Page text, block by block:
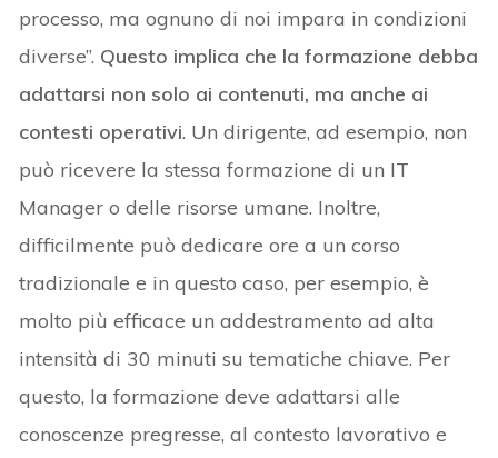
processo, ma ognuno di noi impara in condizioni
diverse”. Questo implica che la formazione debba
adattarsi non solo ai contenuti, ma anche ai
contesti operativi. Un dirigente, ad esempio, non
può ricevere la stessa formazione di un IT
Manager o delle risorse umane. Inoltre,
difficilmente può dedicare ore a un corso
tradizionale e in questo caso, per esempio, è
molto più efficace un addestramento ad alta
intensità di 30 minuti su tematiche chiave. Per
questo, la formazione deve adattarsi alle
conoscenze pregresse, al contesto lavorativo e